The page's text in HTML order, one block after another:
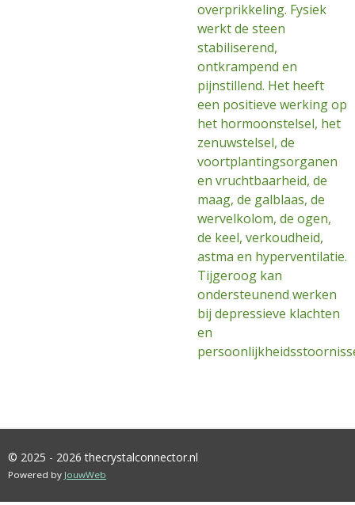
overprikkeling. Fysiek
werkt de steen
stabiliserend,
ontkrampend en
pijnstillend. Het heeft
een positieve werking op
het hormoonstelsel, het
zenuwstelsel, de
voortplantingsorganen
en vruchtbaarheid, de
maag, de galblaas, de
wervelkolom, de ogen,
de keel, verkoudheid,
astma en hyperventilatie.
Tijgeroog kan
ondersteunend werken
bij depressieve klachten
en
© 2025 - 2026 thecrystalconnector.nl
Powered by JouwWeb